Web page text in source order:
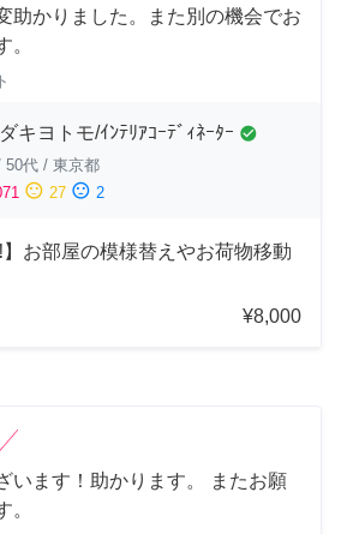
助かりました。また別の機会でお
。
キヨトモ/ｲﾝﾃﾘｱｺｰﾃﾞｨﾈｰﾀｰ check_circle
50代 / 東京都
sentiment_neutral 27 sentiment_dissatisfied 2
】お部屋の模様替えやお荷物移動
¥8,000
います！助かります。 またお願
。